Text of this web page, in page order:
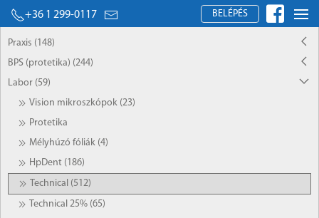
+36 1 299-0117 BELÉPÉS
Praxis (148)
BPS (protetika) (244)
Labor (59)
Vision mikroszkópok (23)
Protetika
Mélyhúzó fóliák (4)
HpDent (186)
Technical (512)
Technical 25% (65)